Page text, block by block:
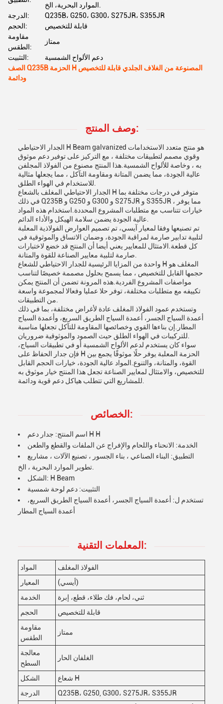
الموارد البحرية، الخ.
الدرجة:
Q235B، G250، G300، S275JR، S355JR
الحجم:
قابلة للتخصيص
مقاومة
الطقس:
ممتاز
التثبيت:
دعم الألواح الشمسية
الصف Q235B الحزمة H المصنوعة من الغلاف الجلدي قابلة للتخصيص
ودائمة
وصف المنتج:
الجدار الاحتياطي H Beam galvanized هو منتج متعدد الاستخدامات
وقوي مصمم لتطبيقات مختلفة ، مع التركيز على توفير دعم موثوق
به ، وخاصة للألواح الشمسية.هذا المنتج مصنوع من الفولاذ المجلفن
عالية الجودة، مما يضمن المتانة ومقاومة التآكل ، مما يجعلها مثالية
الجدار الاحتياطي المغلف بالشعاع H متوفر في درجات مختلفة بما
في ذلك Q235B و G250 و G300 و S275JR و S355JR ، مما يوفر
خيارات تتناسب مع متطلبات المشروع المحددة.استخدام هذه المواد
تم تصنيعها وفقا لمعيار آيسي، تم تصميم العوارض الفولاذية المعلبة
لتلبية تدابير صارمة لمراقبة الجودة، وضمان الاتساق والموثوقية في
كل قطعة.الامتثال للمعايير يعني أيضا أن المنتج قد خضع لاختبارات
واحدة من المزايا الرئيسية للجدار الاحتياطي للشعاع H المغلف هو
حجمها القابل للتخصيص ، مما يسمح بحلول مصممة خصيصًا لتناسب
مواصفات المشروع الفردية.هذه المرونة تضمن أن المنتج يمكن
تكييفه مع متطلبات مختلفة، توفر حلا عمليا وفعالا لمجموعة واسعة
وتستخدم عمود الفولاذ المغلف عادة لأغراض مختلفة، بما في ذلك
أعمدة السياج الجسر، أعمدة السياج الطريق السريع، وأعمدة السياج
المطار.إن بناءها القوي وخصائصها المقاومة للتآكل تجعلها مناسبة
سواء كان يستخدم لدعم الألواح الشمسية أو في تطبيقات السياج،
فإن جدار الحفاظ على H الحزمة المعلبة يوفر حلًا موثوقًا يجمع بين
القوة، والمتانة، والتنوع.المواد عالية الجودة، خيارات الحجم القابل
للتخصيص، والامتثال لمعايير الصناعة تجعل هذا المنتج خيار موثوق به
الخصائص:
اسم المنتج: جدار دعم H H
الخدمة: الانحناء واللحام والإفراج عن الملفات والقطع والطعن
التطبيق: البناء الصناعي ، بناء الجسور ، تصنيع الآلات ، مشاريع
الشكل: H Beam
التثبيت: دعم لوحة شمسية
تستخدم ل: أعمدة السياج الجسر، أعمدة السياج الطريق السريع،
أعمدة السياج المطار
المعلمات التقنية:
المواد
الفولاذ المغلف
المعيار
(أيسي)
الخدمة
ثني، لحام، فك طلاء، قطع، إبرة
الحجم
قابلة للتخصيص
مقاومة
الطقس
ممتاز
معالجة
السطح
الغلفان الحار
الشكل
شعاع H
الدرجة
Q235B، G250, G300، S275JR، S355JR